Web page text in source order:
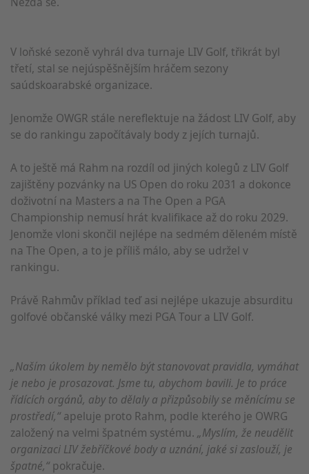
V loňské sezoně vyhrál dva turnaje LIV Golf, třikrát byl
třetí, stal se nejúspěšnějším hráčem sezony
saúdskoarabské organizace.
Jenomže OWGR stále nereflektuje na žádost LIV Golf, aby
se do rankingu započítávaly body z jejích turnajů.
A to ještě má Rahm na rozdíl od jiných kolegů z LIV Golf
zajištěny pozvánky na US Open do roku 2031 a dokonce
doživotní na Masters a na The Open a PGA
Championship nemusí hrát kvalifikace až do roku 2029.
Jenomže vloni skončil nejlépe na sedmém děleném místě
na The Open, a to je příliš málo, aby se udržel v
rankingu.
Právě Rahmův příklad teď asi nejlépe ukazuje absurditu
golfové občanské války mezi PGA Tour a LIV Golf.
„Naším úkolem by nemělo být stanovovat pravidla, vymáhat
je nebo je prosazovat. Jsme tu, abychom bavili. Je to práce
řídících orgánů, aby to dělaly a přizpůsobily se měnícímu se
prostředí,“apeluje proto Rahm, podle kterého je OWRG
založený na velmi špatném systému. „Myslím, že neudělit
organizaci LIV žebříčkové body a uznání, jaké si zaslouží, je
špatné,“pokračuje.